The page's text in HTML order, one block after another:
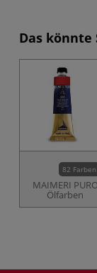
Das könnte
82 Farben
MAIMERI PURO
Ölfarben